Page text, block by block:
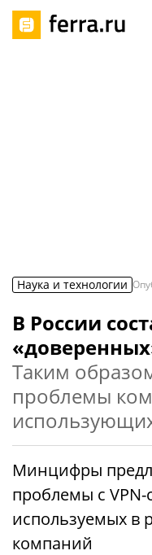
Наука и технологии
В России
Таким
проблемы
Минцифры
проблемы с
используемых в
компаний